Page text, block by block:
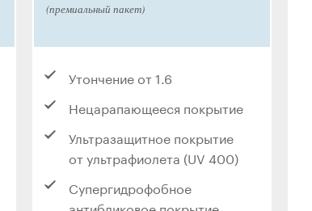
(премиальный пакет)
Утончение от 1.6
Нецарапающееся покрытие
Ультразащитное покрытие
от ультрафиолета (UV 400)
Супергидрофобное